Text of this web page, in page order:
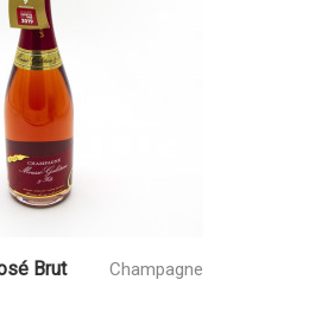
Brut Champagne